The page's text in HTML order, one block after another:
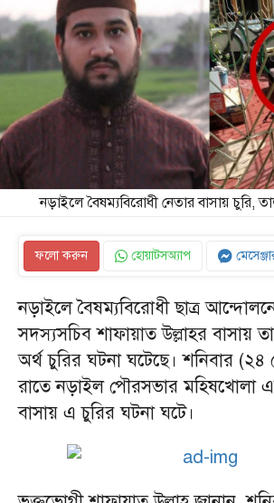
নড়াইলে বৈষম্যবিরোধী নেতার বাসায় চুরি,
ফলো করুন হোয়াটসঅ্যাপ
নড়াইলে বৈষম্যবিরোধী ছাত্র
সদস্যসচিব শাফায়াত উল্লাহর বাসায়
অর্থ চুরির ঘটনা ঘটেছে। শনিবার (২৪
রাতে নড়াইল পৌরসভার মহিষখোলা
বাসায় এ চুরির ঘটনা ঘটে।